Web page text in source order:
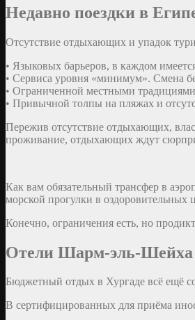
Недавно поездки в
Отсутствие отдыхающих и упадок
• Языковых барьеров, в каждом
• Сервиса уровня «минимум». Смена
• Ограниченной местными
• Привычной толпы на пляжах и
Пережив отсутствие отдыхающих,
проживание, отдыхающих ждут
Как вам обязательный трансфер в
морской прогулки в оздоровительных
Конечно, ограничения есть, но
Отели Шарм-эль-Шейха
Бюджетный отдых в Хургаде всё ещё
В сертифицированных для приёма